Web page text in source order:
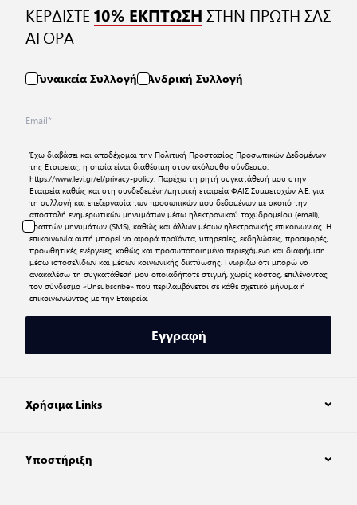
ΚΕΡΔΙΣΤΕ10% ΕΚΠΤΩΣΗ ΣΤΗΝ ΠΡΩΤΗ ΣΑΣ
ΑΓΟΡΑ
Γυναικεία Συλλογή Ανδρική Συλλογή
Έχω διαβάσει και αποδέχομαι την Πολιτική Προστασίας Προσωπικών Δεδομένων
της Εταιρείας, η οποία είναι διαθέσιμη στον ακόλουθο σύνδεσμο:
https://www.levi.gr/el/privacy-policy. Παρέχω τη ρητή συγκατάθεσή μου στην
Εταιρεία καθώς και στη συνδεδεμένη/μητρική εταιρεία ΦΑΙΣ Συμμετοχών Α.Ε. για
τη συλλογή και επεξεργασία των προσωπικών μου δεδομένων με σκοπό την
αποστολή ενημερωτικών μηνυμάτων μέσω ηλεκτρονικού ταχυδρομείου (email),
γραπτών μηνυμάτων (SMS), καθώς και άλλων μέσων ηλεκτρονικής επικοινωνίας. Η
επικοινωνία αυτή μπορεί να αφορά προϊόντα, υπηρεσίες, εκδηλώσεις, προσφορές,
προωθητικές ενέργειες, καθώς και προσωποποιημένο περιεχόμενο και διαφήμιση
μέσω ιστοσελίδων και μέσων κοινωνικής δικτύωσης. Γνωρίζω ότι μπορώ να
ανακαλέσω τη συγκατάθεσή μου οποιαδήποτε στιγμή, χωρίς κόστος, επιλέγοντας
τον σύνδεσμο «Unsubscribe» που περιλαμβάνεται σε κάθε σχετικό μήνυμα ή
επικοινωνώντας με την Εταιρεία.
Εγγραφή
Χρήσιμα Links
Υποστήριξη